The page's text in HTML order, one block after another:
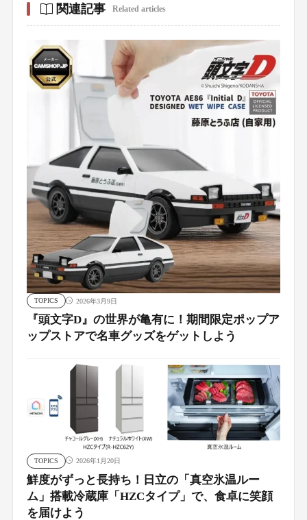
関連記事 Related articles
TOPICS 2026年3月9日
『頭文字D』の世界が亀有に！期間限定ポップア
ップストアで名車グッズをゲットしよう
TOPICS 2026年1月20日
鮮度がずっと長持ち！日立の「真空氷温ルー
ム」搭載冷蔵庫「HZCタイプ」で、食卓に笑顔
を届けよう